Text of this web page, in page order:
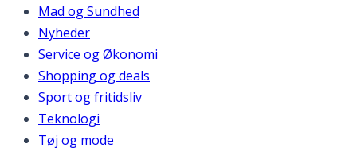
Mad og Sundhed
Nyheder
Service og Økonomi
Shopping og deals
Sport og fritidsliv
Teknologi
Tøj og mode